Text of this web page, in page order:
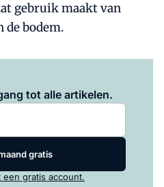
gebruik maakt van
de bodem.
tot alle artikelen.
gratis
gratis account.